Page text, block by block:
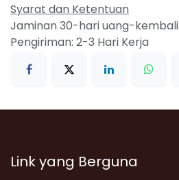
Syarat dan Ketentuan
Jaminan 30-hari uang-kembali
Pengiriman: 2-3 Hari Kerja
Link yang Berguna